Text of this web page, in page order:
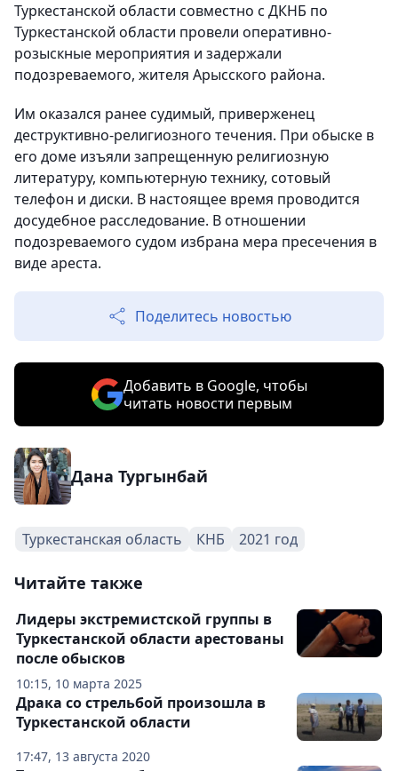
Туркестанской области совместно с ДКНБ по
Туркестанской области провели оперативно-
розыскные мероприятия и задержали
подозреваемого, жителя Арысского района.
Им оказался ранее судимый, приверженец
деструктивно-религиозного течения. При обыске в
его доме изъяли запрещенную религиозную
литературу, компьютерную технику, сотовый
телефон и диски. В настоящее время проводится
досудебное расследование. В отношении
подозреваемого судом избрана мера пресечения в
виде ареста.
Поделитесь новостью
Добавить в Google, чтобы
читать новости первым
Дана Тургынбай
Туркестанская область КНБ 2021 год
Читайте также
10:15, 10 марта 2025
Лидеры экстремистской группы в
Туркестанской области арестованы
после обысков
17:47, 13 августа 2020
Драка со стрельбой произошла в
Туркестанской области